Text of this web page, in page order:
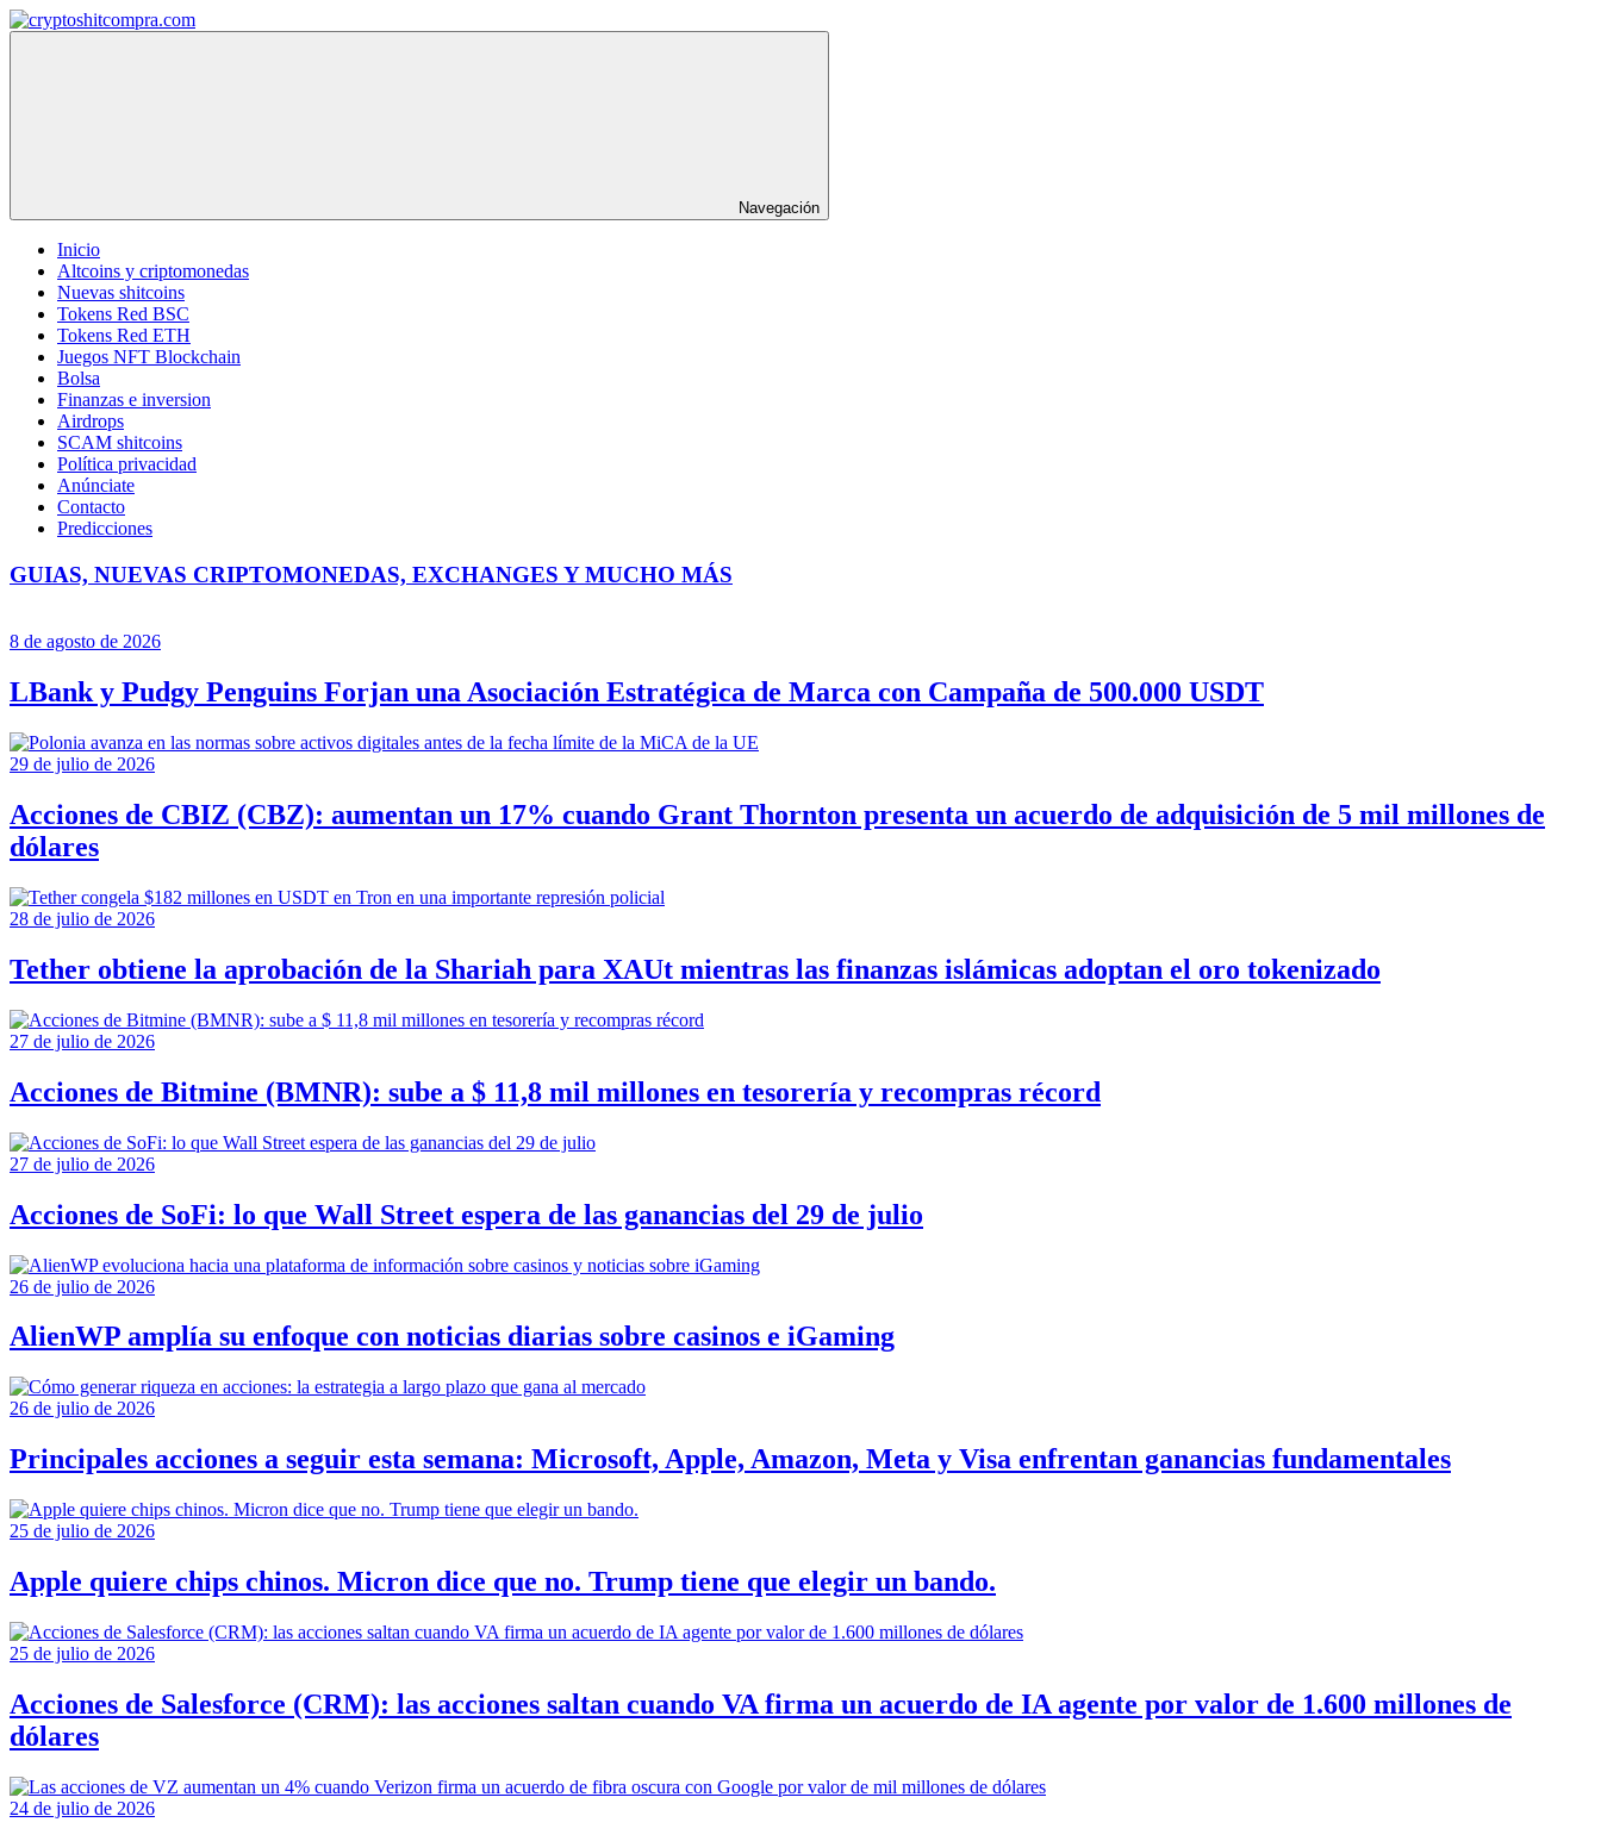
Saltar
al
Navegación
Inicio
Altcoins y criptomonedas
Nuevas shitcoins
Tokens Red BSC
Tokens Red ETH
Juegos NFT Blockchain
Bolsa
Finanzas e inversion
Airdrops
SCAM shitcoins
Política privacidad
Anúnciate
Contacto
Predicciones
GUIAS, NUEVAS CRIPTOMONEDAS, EXCHANGES Y MUCHO MÁS
8 de agosto de 2026
LBank y Pudgy Penguins Forjan una Asociación Estratégica de Marca con Campaña de 500.000 USDT
29 de julio de 2026
Acciones de CBIZ (CBZ): aumentan un 17% cuando Grant Thornton presenta un acuerdo de adquisición de 5 mil millones de
dólares
28 de julio de 2026
Tether obtiene la aprobación de la Shariah para XAUt mientras las finanzas islámicas adoptan el oro tokenizado
27 de julio de 2026
Acciones de Bitmine (BMNR): sube a $ 11,8 mil millones en tesorería y recompras récord
27 de julio de 2026
Acciones de SoFi: lo que Wall Street espera de las ganancias del 29 de julio
26 de julio de 2026
AlienWP amplía su enfoque con noticias diarias sobre casinos e iGaming
26 de julio de 2026
Principales acciones a seguir esta semana: Microsoft, Apple, Amazon, Meta y Visa enfrentan ganancias fundamentales
25 de julio de 2026
Apple quiere chips chinos. Micron dice que no. Trump tiene que elegir un bando.
25 de julio de 2026
Acciones de Salesforce (CRM): las acciones saltan cuando VA firma un acuerdo de IA agente por valor de 1.600 millones de
dólares
24 de julio de 2026